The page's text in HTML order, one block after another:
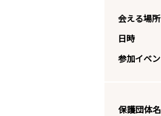
会える場所
日時
参加イベ
保護団体名